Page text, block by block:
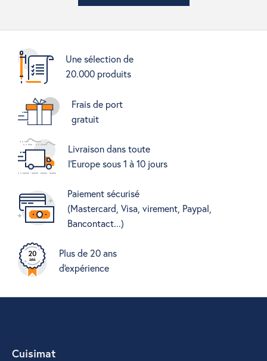
Une sélection de
20.000 produits
Frais de port
gratuit
Livraison dans toute
l'Europe sous 1 à 10 jours
Paiement sécurisé
(Mastercard, Visa, virement, Paypal,
Bancontact...)
Plus de 20 ans
d'expérience
Cuisimat